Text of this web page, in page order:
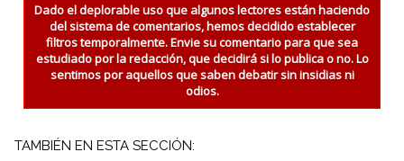
Dado el deplorable uso que algunos lectores están haciendo
del sistema de comentarios, hemos decidido establecer
filtros temporalmente. Envie su comentario para que sea
estudiado por la redacción, que decidirá si lo publica o no. Lo
sentimos por aquellos que saben debatir sin insidias ni
odios.
TAMBIÉN EN ESTA SECCIÓN: